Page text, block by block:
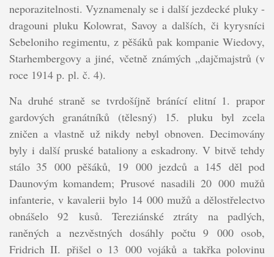
neporazitelnosti. Vyznamenaly se i další jezdecké pluky -
dragouni pluku Kolowrat, Savoy a dalších, či kyrysníci
Sebeloniho regimentu, z pěšáků pak kompanie Wiedovy,
Starhembergovy a jiné, včetně známých „dajčmajstrů (v
roce 1914 p. pl. č. 4).
Na druhé straně se tvrdošíjně bránící elitní 1. prapor
gardových granátníků (tělesný) 15. pluku byl zcela
zničen a vlastně už nikdy nebyl obnoven. Decimovány
byly i další pruské bataliony a eskadrony. V bitvě tehdy
stálo 35 000 pěšáků, 19 000 jezdců a 145 děl pod
Daunovým komandem; Prusové nasadili 20 000 mužů
infanterie, v kavalerii bylo 14 000 mužů a dělostřelectvo
obnášelo 92 kusů. Tereziánské ztráty na padlých,
raněných a nezvěstných dosáhly počtu 9 000 osob,
Fridrich II. přišel o 13 000 vojáků a takřka polovinu